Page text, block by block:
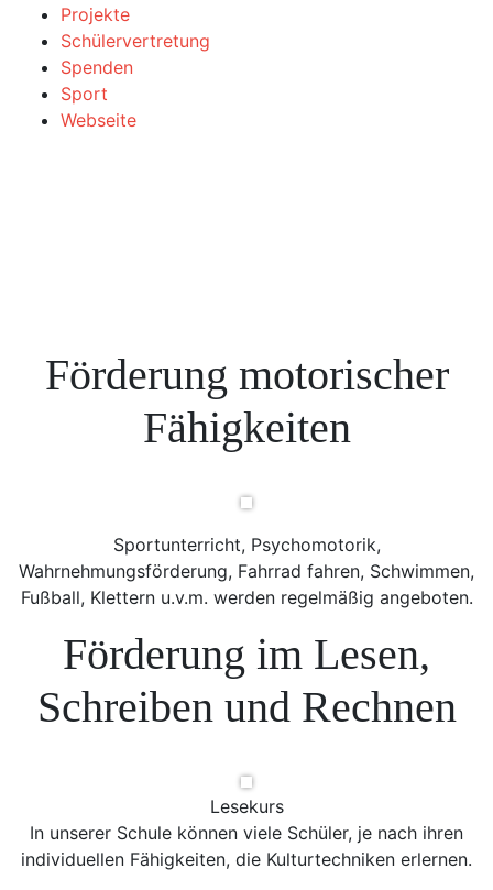
Projekte
Schülervertretung
Spenden
Sport
Webseite
Förderung motorischer
Fähigkeiten
Sportunterricht, Psychomotorik,
Wahrnehmungsförderung, Fahrrad fahren, Schwimmen,
Fußball, Klettern u.v.m. werden regelmäßig angeboten.
Förderung im Lesen,
Schreiben und Rechnen
Lesekurs
In unserer Schule können viele Schüler, je nach ihren
individuellen Fähigkeiten, die Kulturtechniken erlernen.